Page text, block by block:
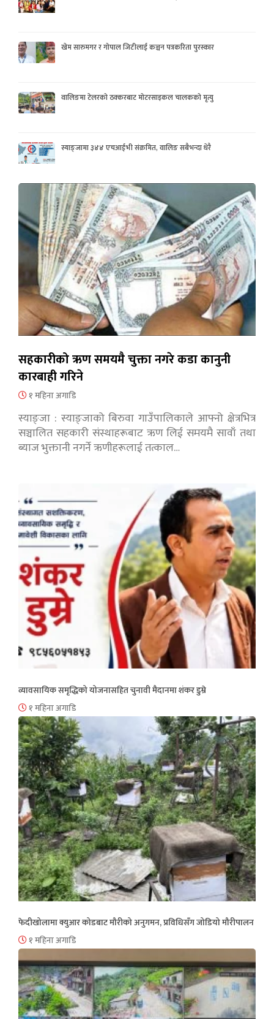
खेम सारुमगर र गोपाल जिटीलाई कञ्चन पत्रकरिता पुरस्कार
वालिङमा टेलरको ठक्करबाट मोटरसाइकल चालकको मृत्यु
स्याङ्जामा ३४४ एचआईभी संक्रमित, वालिङ सबैभन्दा धेरै
सहकारीको ऋण समयमै चुक्ता नगरे कडा कानुनी
कारबाही गरिने
१ महिना अगाडि
स्याङ्जा : स्याङ्जाको बिरुवा गाउँपालिकाले आफ्नो क्षेत्रभित्र
सञ्चालित सहकारी संस्थाहरूबाट ऋण लिई समयमै सावाँ तथा
ब्याज भुक्तानी नगर्ने ऋणीहरूलाई तत्काल…
व्यावसायिक समृद्धिको योजनासहित चुनावी मैदानमा शंकर डुम्रे
१ महिना अगाडि
फेदीखोलामा क्युआर कोडबाट मौरीको अनुगमन, प्रविधिसँग जोडियो मौरीपालन
१ महिना अगाडि